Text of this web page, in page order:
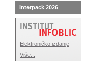
Interpack 2026
Elektroničko izdanje
Više...